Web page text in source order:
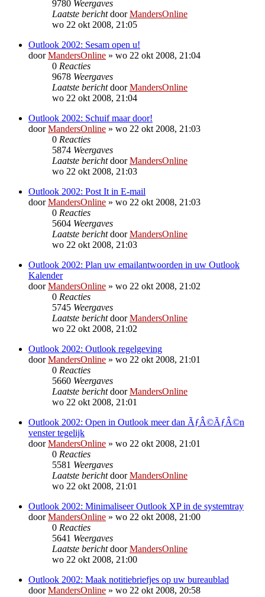
9780 Weergaves
Laatste berichtdoorMandersOnline
wo 22 okt 2008, 21:05
Outlook 2002: Sesam open u!
doorMandersOnline » wo 22 okt 2008, 21:04
0 Reacties
9678 Weergaves
Laatste berichtdoorMandersOnline
wo 22 okt 2008, 21:04
Outlook 2002: Schuif maar door!
doorMandersOnline » wo 22 okt 2008, 21:03
0 Reacties
5874 Weergaves
Laatste berichtdoorMandersOnline
wo 22 okt 2008, 21:03
Outlook 2002: Post It in E-mail
doorMandersOnline » wo 22 okt 2008, 21:03
0 Reacties
5604 Weergaves
Laatste berichtdoorMandersOnline
wo 22 okt 2008, 21:03
Outlook 2002: Plan uw emailantwoorden in uw Outlook
Kalender
doorMandersOnline » wo 22 okt 2008, 21:02
0 Reacties
5745 Weergaves
Laatste berichtdoorMandersOnline
wo 22 okt 2008, 21:02
Outlook 2002: Outlook regelgeving
doorMandersOnline » wo 22 okt 2008, 21:01
0 Reacties
5660 Weergaves
Laatste berichtdoorMandersOnline
wo 22 okt 2008, 21:01
Outlook 2002: Open in Outlook meer dan ÃƒÂ©ÃƒÂ©n
venster tegelijk
doorMandersOnline » wo 22 okt 2008, 21:01
0 Reacties
5581 Weergaves
Laatste berichtdoorMandersOnline
wo 22 okt 2008, 21:01
Outlook 2002: Minimaliseer Outlook XP in de systemtray
doorMandersOnline » wo 22 okt 2008, 21:00
0 Reacties
5641 Weergaves
Laatste berichtdoorMandersOnline
wo 22 okt 2008, 21:00
Outlook 2002: Maak notitiebriefjes op uw bureaublad
doorMandersOnline » wo 22 okt 2008, 20:58